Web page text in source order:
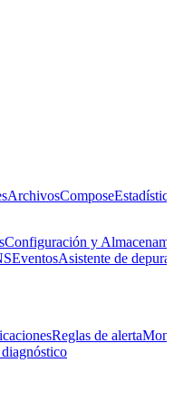
ArchivosCompose
Configuración y
EventosAsistente de
Reglas de alerta